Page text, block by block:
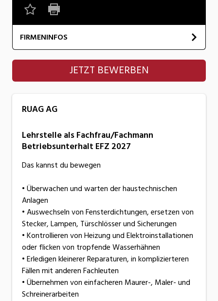
FIRMENINFOS
RUAG AG
JETZT BEWERBEN
RUAG AG
Lehrstelle als Fachfrau/Fachmann
Betriebsunterhalt EFZ 2027
Das kannst du bewegen
• Überwachen und warten der haustechnischen
Anlagen
• Auswechseln von Fensterdichtungen, ersetzen von
Stecker, Lampen, Türschlösser und Sicherungen
• Kontrollieren von Heizung und Elektroinstallationen
oder flicken von tropfende Wasserhähnen
• Erledigen kleinerer Reparaturen, in komplizierteren
Fällen mit anderen Fachleuten
• Übernehmen von einfacheren Maurer-, Maler- und
Schreinerarbeiten